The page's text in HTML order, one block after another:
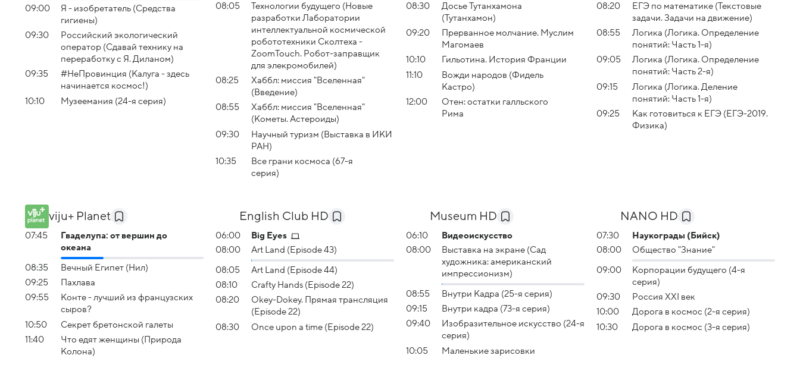
09:00
Я - изобретатель (Средства
гигиены)
09:30
Российский экологический
оператор (Сдавай технику на
переработку с Я. Диланом)
09:35
#НеПровинция (Калуга - здесь
начинается космос!)
10:10
Музеемания (24-я серия)
08:05
Технологии будущего (Новые
разработки Лаборатории
интеллектуальной космической
робототехники Сколтеха -
ZoomTouch. Робот-заправщик
для элекромобилей)
08:25
Хаббл: миссия "Вселенная"
(Введение)
08:55
Хаббл: миссия "Вселенная"
(Кометы. Астероиды)
09:30
Научный туризм (Выставка в ИКИ
РАН)
10:35
Все грани космоса (67-я
серия)
08:30
Досье Тутанхамона
(Тутанхамон)
09:20
Прерванное молчание. Муслим
Магомаев
10:10
Гильотина. История Франции
11:10
Вожди народов (Фидель
Кастро)
12:00
Отен: остатки галльского
Рима
08:20
ЕГЭ по математике (Текстовые
задачи. Задачи на движение)
08:55
Логика (Логика. Определение
понятий: Часть 1-я)
09:05
Логика (Логика. Определение
понятий: Часть 2-я)
09:15
Логика (Логика. Деление
понятий: Часть 1-я)
09:25
Как готовиться к ЕГЭ (ЕГЭ-2019.
Физика)
viju+ Planet
07:45
Гваделупа: от вершин до
океана
08:35
Вечный Египет (Нил)
09:25
Пахлава
09:55
Конте - лучший из французских
сыров?
10:50
Секрет бретонской галеты
11:40
Что едят женщины (Природа
Колона)
English Club HD
06:00
Big Eyes
08:00
Art Land (Episode 43)
08:05
Art Land (Episode 44)
08:10
Crafty Hands (Episode 22)
08:20
Okey-Dokey. Прямая трансляция
(Episode 22)
08:30
Once upon a time (Episode 22)
Museum HD
06:10
Видеоискусство
08:00
Выставка на экране (Сад
художника: американский
импрессионизм)
08:55
Внутри Кадра (25-я серия)
09:15
Внутри кадра (73-я серия)
09:40
Изобразительное искусство (24-я
серия)
10:05
Маленькие зарисовки
NANO HD
07:30
Наукограды (Бийск)
08:00
Общество "Знание"
09:00
Корпорации будущего (4-я
серия)
09:30
Россия XXI век
10:00
Дорога в космос (2-я серия)
10:30
Дорога в космос (3-я серия)